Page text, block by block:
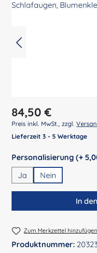
Regulärer Preis:
84,50 €
Preis inkl. MwSt., zzgl.
Lieferzeit 3 - 5 Werktage
Ja
Nein
In
Zum Merkzettel hinzufügen
Produktnummer: